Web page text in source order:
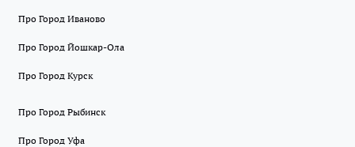
Про Город Иваново
Про Город Йошкар-Ола
Про Город Курск
Про Город Рыбинск
Про Город Уфа